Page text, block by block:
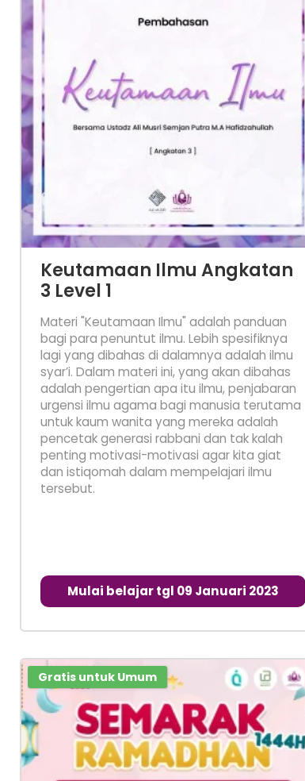
Keutamaan Ilmu Angkatan
3 Level 1
Materi "Keutamaan Ilmu" adalah panduan
bagi para penuntut ilmu. Lebih spesifiknya
lagi yang dibahas di dalamnya adalah ilmu
syar’i. Dalam materi ini, yang akan dibahas
adalah pengertian apa itu ilmu, penjabaran
urgensi ilmu agama bagi manusia terutama
untuk kaum wanita yang mereka adalah
pencetak generasi rabbani dan tak kalah
penting motivasi-motivasi agar kita giat
dan istiqomah dalam mempelajari ilmu
tersebut.
Mulai belajar tgl 09 Januari 2023
Gratis untuk Umum